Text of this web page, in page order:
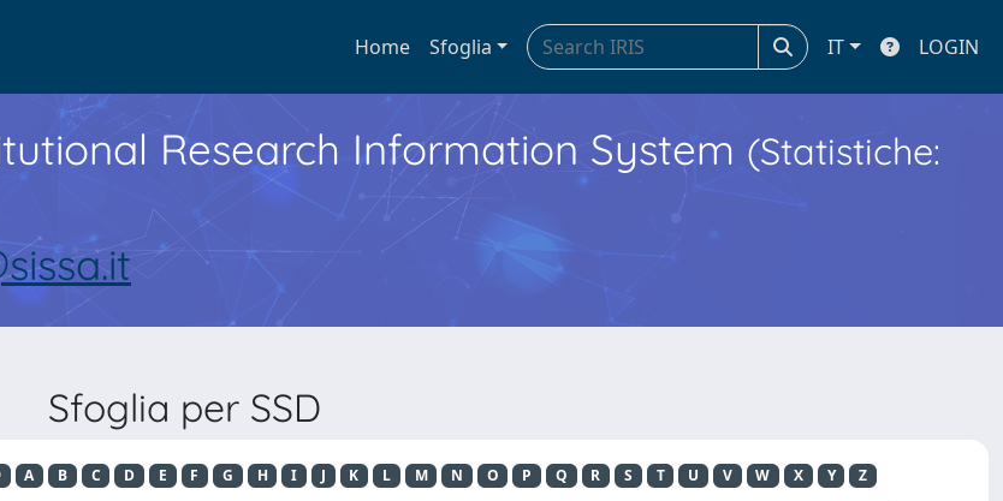
Home Sfoglia IT LOGIN
Research Information System (Statistiche:
Sfoglia per SSD
A B C D E F G H I J K L M N O P Q R S T U V W X Y Z